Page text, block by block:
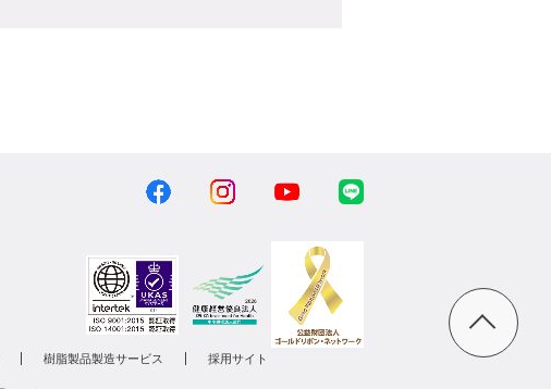
樹脂製品製造サービス 採用サイト